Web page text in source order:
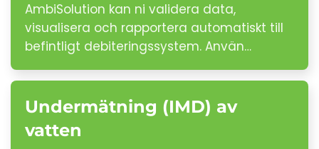
AmbiSolution kan ni validera data,
visualisera och rapportera automatiskt till
befintligt debiteringssystem. Använ…
Undermätning (IMD) av
vatten